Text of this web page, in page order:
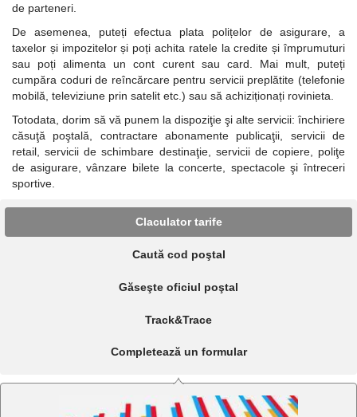
de parteneri.
De asemenea, puteți efectua plata polițelor de asigurare, a
taxelor și impozitelor și poți achita ratele la credite și împrumuturi
sau poți alimenta un cont curent sau card. Mai mult, puteți
cumpăra coduri de reîncărcare pentru servicii preplătite (telefonie
mobilă, televiziune prin satelit etc.) sau să achiziționați rovinieta.
Totodata, dorim să vă punem la dispoziţie şi alte servicii: închiriere
căsuţă poştală, contractare abonamente publicaţii, servicii de
retail, servicii de schimbare destinaţie, servicii de copiere, poliţe
de asigurare, vânzare bilete la concerte, spectacole şi întreceri
sportive.
Claculator tarife
Caută cod poştal
Găseşte oficiul poştal
Track&Trace
Completează un formular